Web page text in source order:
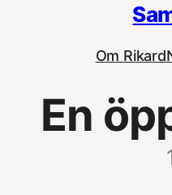
Om Rikard
En